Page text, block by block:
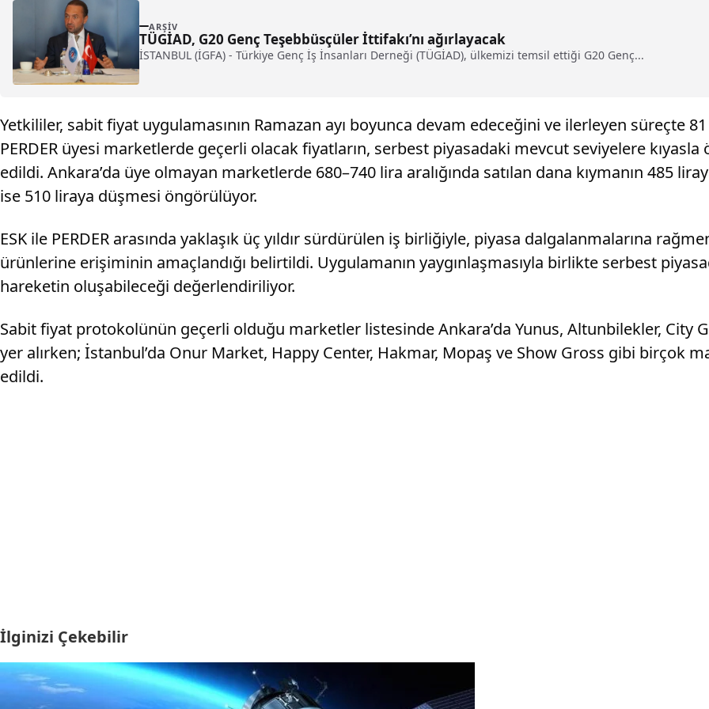
ARŞIV
TÜGİAD, G20 Genç Teşebbüsçüler İttifakı’nı ağırlayacak
İSTANBUL (İGFA) - Türkiye Genç İş İnsanları Derneği (TÜGİAD), ülkemizi temsil ettiği G20 Genç...
Yetkililer, sabit fiyat uygulamasının Ramazan ayı boyunca devam edeceğini ve ilerleyen süreçte
PERDER üyesi marketlerde geçerli olacak fiyatların, serbest piyasadaki mevcut seviyelere
edildi. Ankara’da üye olmayan marketlerde 680–740 lira aralığında satılan dana kıymanın 485
ise 510 liraya düşmesi öngörülüyor.
ESK ile PERDER arasında yaklaşık üç yıldır sürdürülen iş birliğiyle, piyasa dalgalanmalarına
ürünlerine erişiminin amaçlandığı belirtildi. Uygulamanın yaygınlaşmasıyla birlikte serbest
hareketin oluşabileceği değerlendiriliyor.
Sabit fiyat protokolünün geçerli olduğu marketler listesinde Ankara’da Yunus, Altunbilekler, City
yer alırken; İstanbul’da Onur Market, Happy Center, Hakmar, Mopaş ve Show Gross gibi birçok
edildi.
İlginizi Çekebilir